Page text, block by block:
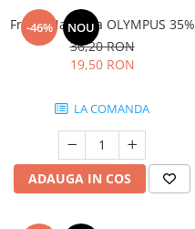
COJI TARTE
AROME
-46% NOU
Frisca Naturala OLYMPUS 35%
36,20 RON
19,50 RON
LA COMANDA
ADAUGA IN COS